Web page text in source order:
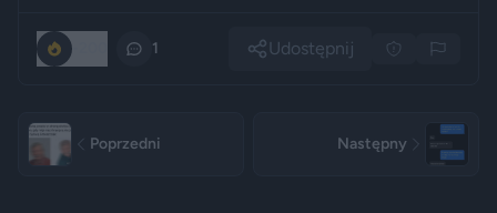
1 Udostępnij
Poprzedni Następny